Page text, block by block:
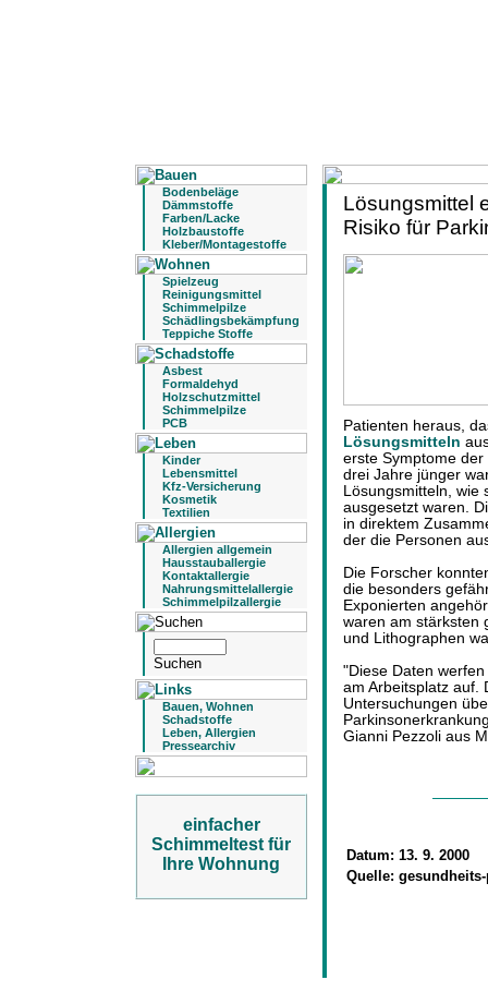
Bodenbeläge
Dämmstoffe
Farben/Lacke
Holzbaustoffe
Kleber/Montagestoffe
Spielzeug
Reinigungsmittel
Schimmelpilze
Schädlingsbekämpfung
Teppiche Stoffe
Asbest
Formaldehyd
Holzschutzmittel
Schimmelpilze
PCB
Kinder
Lebensmittel
Kfz-Versicherung
Kosmetik
Textilien
Allergien allgemein
Hausstauballergie
Kontaktallergie
Nahrungsmittelallergie
Schimmelpilzallergie
Bauen, Wohnen
Schadstoffe
Leben, Allergien
Pressearchiv
einfacher
Schimmeltest für
Ihre Wohnung
Lösungsmittel
Risiko für
Patienten heraus,
Lösungsmitteln
erste Symptome
drei Jahre jünger
Lösungsmitteln, wie
ausgesetzt waren.
in direktem
der die Personen
Die Forscher
die besonders
Exponierten
waren am stärksten
und Lithographen
"Diese Daten
am Arbeitsplatz auf.
Untersuchungen
Gianni Pezzoli aus
Datum: 13. 9. 2000
Quelle: